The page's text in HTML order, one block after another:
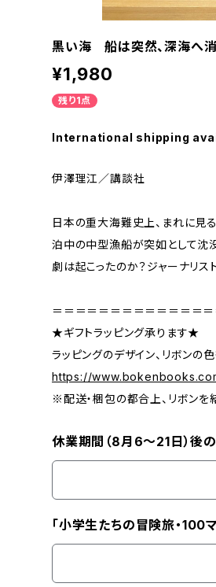
黒い海 船は突然、深海へ
¥1,980
残り1点
International shipping
伊澤理江／講談社
日本の重大海難史上、まれに見る
泊中の中型漁船が突如として沈
劇は起こったのか？ジャーナリス
＝＝＝＝＝＝＝＝＝＝＝＝＝
★ギフトラッピング承ります★
ラッピングのデザイン、リボン
https://
※配送・梱包の都合上、リボン
休業期間（8月6〜21日）後
「小学生たちの冒険旅・100